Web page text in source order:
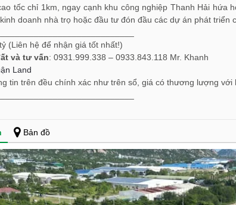
tốc chỉ 1km, ngay cạnh khu công nghiệp Thanh Hải hứa
doanh nhà trọ hoặc đầu tư đón đầu các dự án phát triển
(Liên hệ để nhận giá tốt nhất!)
và tư vấn: 0931.999.338 – 0933.843.118 Mr. Khanh
Land
tin trên đều chính xác như trên sổ, giá có thương lượng với
Bản đồ